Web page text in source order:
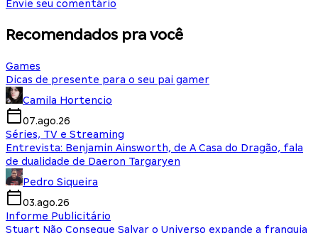
Envie seu comentário
Recomendados pra você
Games
Dicas de presente para o seu pai gamer
Camila Hortencio
07.ago.26
Séries, TV e Streaming
Entrevista: Benjamin Ainsworth, de A Casa do Dragão, fala
de dualidade de Daeron Targaryen
Pedro Siqueira
03.ago.26
Informe Publicitário
Stuart Não Consegue Salvar o Universo expande a franquia